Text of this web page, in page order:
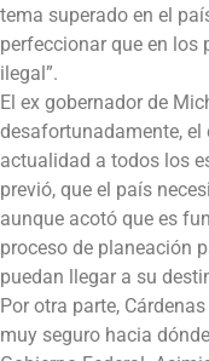
tema superado en el
perfeccionar que en los
ilegal”.
El ex gobernador de
desafortunadamente,
actualidad a todos los
previó, que el país
aunque acotó que es
proceso de planeación
puedan llegar a su
Por otra parte,
muy seguro hacia